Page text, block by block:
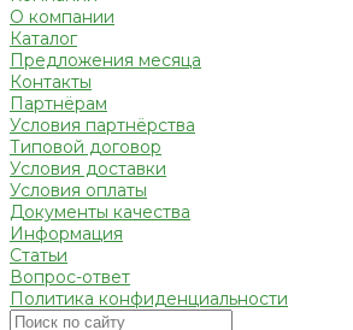
О компании
Каталог
Предложения месяца
Контакты
Партнёрам
Условия партнёрства
Типовой договор
Условия доставки
Условия оплаты
Документы качества
Информация
Статьи
Вопрос-ответ
Политика конфиденциальности